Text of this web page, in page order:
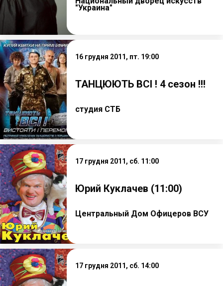
"Украина"
16 грудня 2011, пт. 19:00
ТАНЦЮЮТЬ ВСІ ! 4 сезон !!!
студия СТБ
17 грудня 2011, сб. 11:00
Юрий Куклачев (11:00)
Центральный Дом Офицеров ВСУ
17 грудня 2011, сб. 14:00